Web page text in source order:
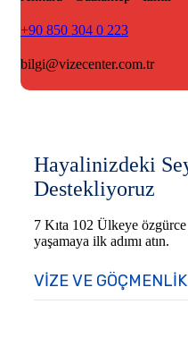
+90 850 304 0 223
bilgi@vizecenter.com.tr
Hayalinizdeki
Destekliyoruz
7 Kıta 102 Ülkeye özgürce
yaşamaya ilk adımı atın.
VIZE VE